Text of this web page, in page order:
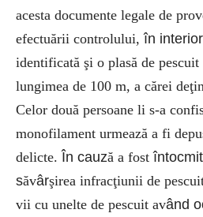
acesta documente legale de
efectuării controlului,în
identificată şi o plasă de
lungimea de 100 m, a cărei
Celor două persoane li s-a
monofilament urmează a fi
delicte.În cauză a fost
săvârşirea infracţiunii de
vii cu unelte de pescuit având